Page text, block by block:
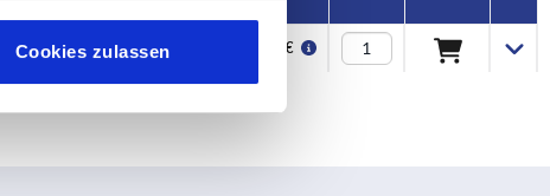
Cookies zulassen 20,80 €